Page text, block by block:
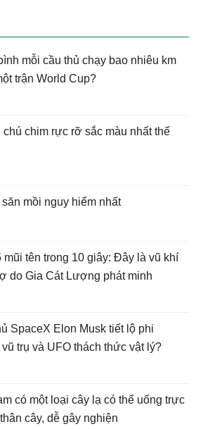
mỗi cầu thủ chạy bao nhiêu km
trận World Cup?
chú chim rực rỡ sắc màu nhất thế
mồi nguy hiểm nhất
mũi tên trong 10 giây: Đây là vũ khí
do Gia Cát Lượng phát minh
SpaceX Elon Musk tiết lộ phi
trụ và UFO thách thức vật lý?
có một loại cây lạ có thể uống trực
cây, dễ gây nghiện